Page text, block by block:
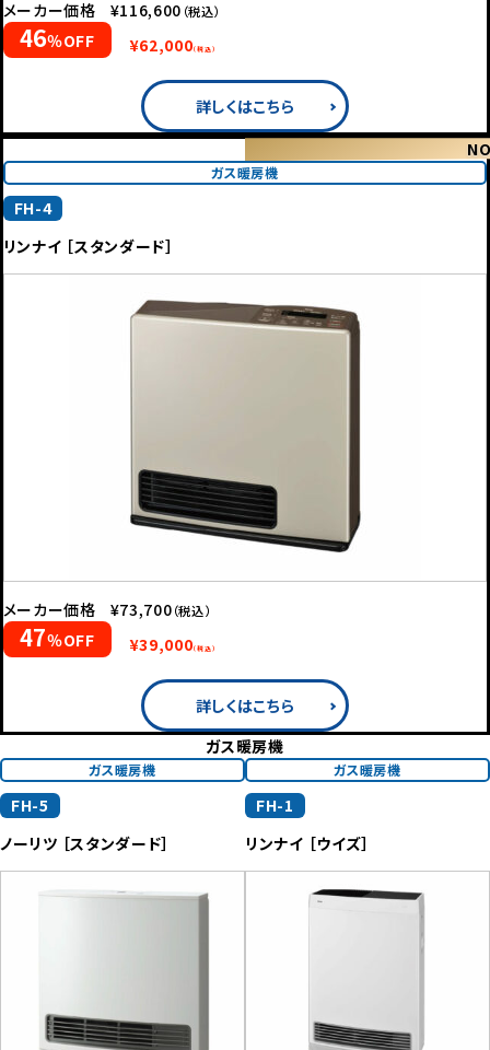
メーカー価格 ¥116,600 （税込）
46％OFF ¥62,000（税込）
詳しくはこちら
ガス暖房機
FH-4
リンナイ ［スタンダード］
メーカー価格 ¥73,700（税込）
47％OFF ¥39,000（税込）
詳しくはこちら
ガス暖房機
ガス暖房機
FH-5
ノーリツ ［スタンダード］
ガス暖房機
FH-1
リンナイ ［ウイズ］